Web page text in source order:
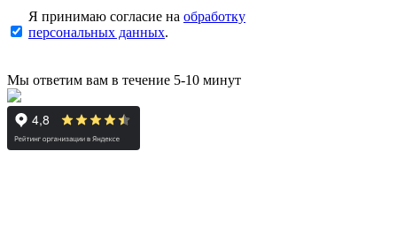
Я принимаю согласие на обработку
персональных данных.
Мы ответим вам в течение 5-10 минут